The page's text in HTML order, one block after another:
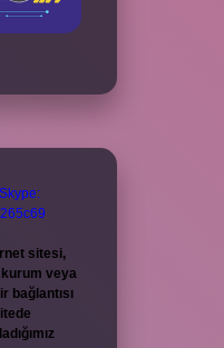
Skype:
sitesi,
veya
bağlantısı